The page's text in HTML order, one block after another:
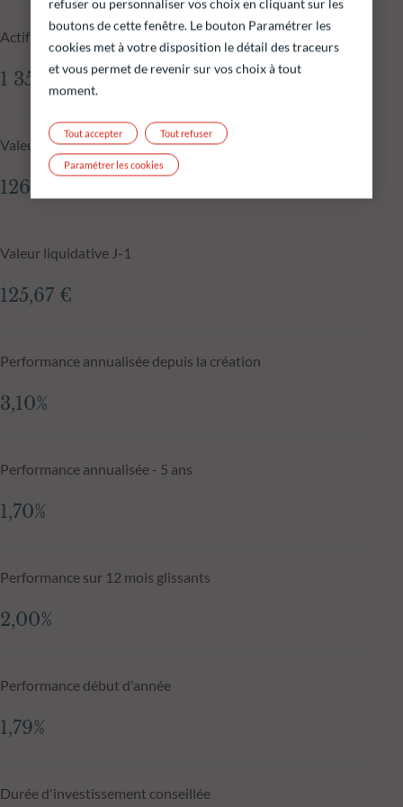
Actif net du fonds au 04.08.2026
1 351,60 M€
Valeur liquidative au 04.08.2026
126,36 €
Valeur liquidative J-1
125,67 €
Performance annualisée depuis la création
3,10%
Performance annualisée - 5 ans
1,70%
Performance sur 12 mois glissants
2,00%
Performance début d'année
1,79%
Durée d'investissement conseillée
refuser ou personnaliser vos choix en cliquant sur les
boutons de cette fenêtre. Le bouton Paramétrer les
cookies met à votre disposition le détail des traceurs
et vous permet de revenir sur vos choix à tout
moment.
Tout refuser
Tout accepter
Paramétrer les cookies